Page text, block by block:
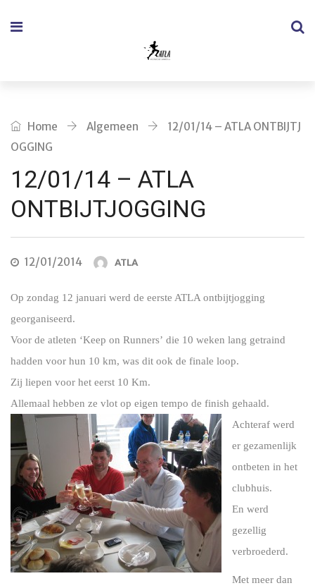
Home Algemeen
12/01/14 – ATLA ONTBIJTJ
OGGING
12/01/14 – ATLA
ONTBIJTJOGGING
12/01/2014 ATLA
Op zondag 12 januari werd de eerste ATLA ontbijtjogging
georganiseerd.
Voor de atleten ‘Keep on Runners’ die 10 weken lang getraind
hadden voor hun 10 km, was dit ook de finale loop.
Zij liepen voor het eerst 10 Km.
Allemaal hebben ze vlot op eigen tempo de finish gehaald.
Achteraf werd
er gezamenlijk
ontbeten in het
clubhuis.
En werd
gezellig
verbroederd.
Met meer dan